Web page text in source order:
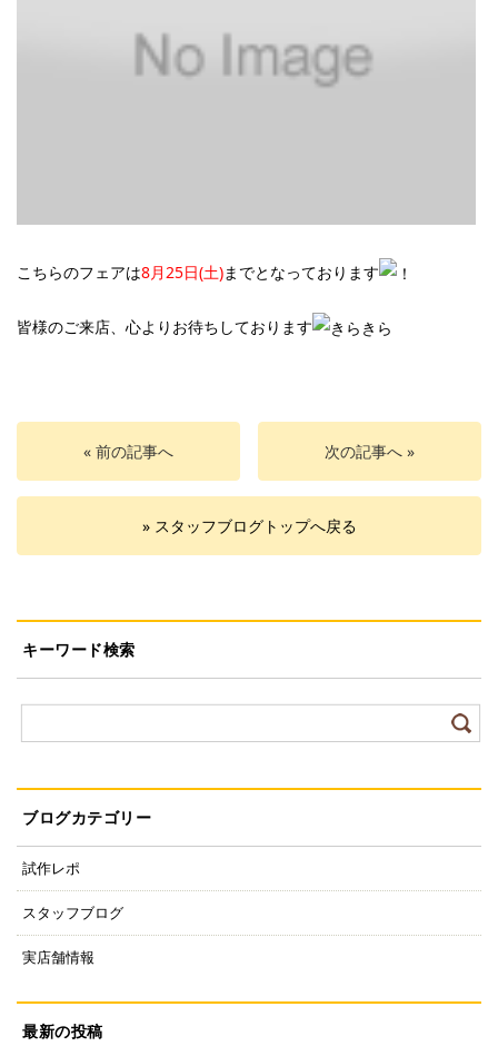
こちらのフェアは8月25日(土)までとなっております
皆様のご来店、心よりお待ちしております
« 前の記事へ 次の記事へ »
» スタッフブログトップへ戻る
キーワード検索
ブログカテゴリー
試作レポ
スタッフブログ
実店舗情報
最新の投稿